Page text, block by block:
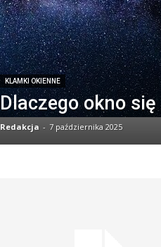
KLAMKI OKIENNE
Dlaczego okno
Redakcja - 7 października 2025